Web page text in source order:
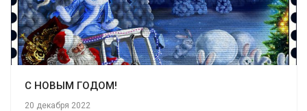
С НОВЫМ ГОДОМ!
20 декабря 2022